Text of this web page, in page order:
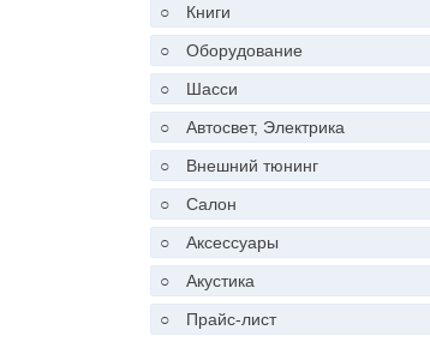
○
Книги
○
Оборудование
○
Шасси
○
Автосвет, Электрика
○
Внешний тюнинг
○
Салон
○
Аксессуары
○
Акустика
○
Прайс-лист